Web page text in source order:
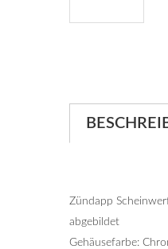
Zündapp
abgebildet
Gehäusefarbe: